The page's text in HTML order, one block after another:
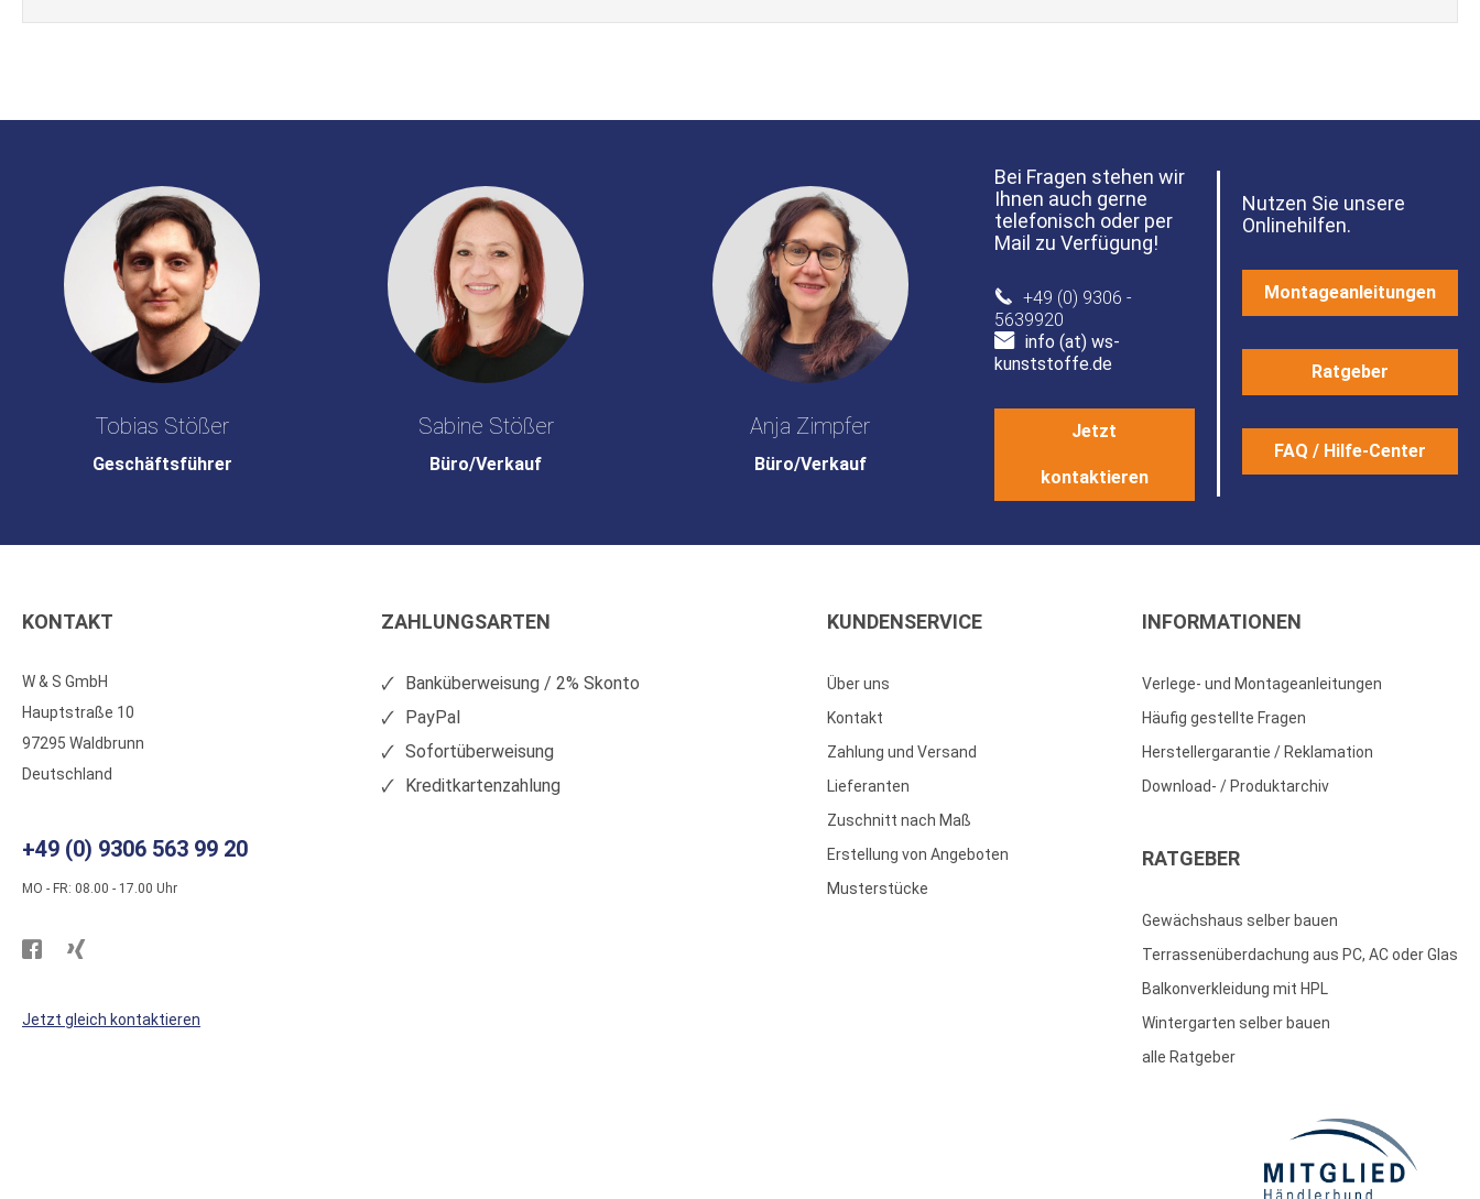
Tobias Stößer
Geschäftsführer
Sabine Stößer
Büro/Verkauf
Anja Zimpfer
Büro/Verkauf
Bei Fragen stehen wir
Ihnen auch gerne
telefonisch oder per
Mail zu Verfügung!
+49 (0) 9306 -
5639920
info (at) ws-
kunststoffe.de
Jetzt
kontaktieren
Nutzen Sie unsere
Onlinehilfen.
Montageanleitungen
Ratgeber
FAQ / Hilfe-Center
KONTAKT
W & S GmbH
Hauptstraße 10
97295 Waldbrunn
Deutschland
+49 (0) 9306 563 99 20
MO - FR: 08.00 - 17.00 Uhr
Besuchen
WS
WS
Jetzt gleich kontaktieren
ZAHLUNGSARTEN
Banküberweisung / 2% Skonto
PayPal
Sofortüberweisung
Kreditkartenzahlung
KUNDENSERVICE
Über uns
Kontakt
Zahlung und Versand
Lieferanten
Zuschnitt nach Maß
Erstellung von Angeboten
Musterstücke
INFORMATIONEN
Verlege- und Montageanleitungen
Häufig gestellte Fragen
Herstellergarantie / Reklamation
Download- / Produktarchiv
RATGEBER
Gewächshaus selber bauen
Terrassenüberdachung aus PC, AC oder Glas
Balkonverkleidung mit HPL
Wintergarten selber bauen
alle Ratgeber